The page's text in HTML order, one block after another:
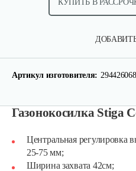
КУПИТЬ В
Артикул изготовителя:
Газонокосилка Stiga
Центральная регулировка
25-75 мм;
Ширина захвата 42см;
750 руб